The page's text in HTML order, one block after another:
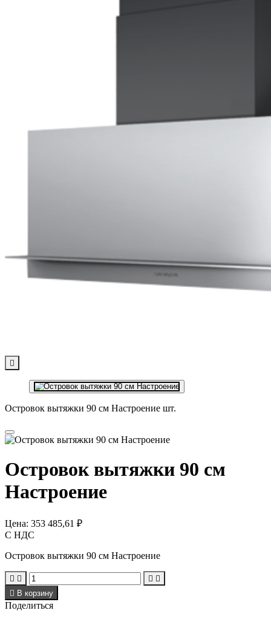

Островок вытяжки 90 см Настроение шт.
Островок вытяжки 90 см
Настроение
Цена: 353 485,61 ₽
С НДС
Островок вытяжки 90 см Настроение
   
 В корзину
Поделиться